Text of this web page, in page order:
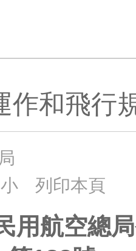
作和飛行
小 列印本頁
用航空總